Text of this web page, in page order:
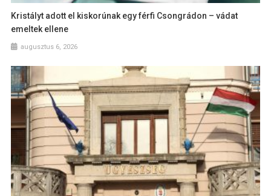
Kristályt adott el kiskorúnak egy férfi Csongrádon – vádat
emeltek ellene
augusztus 6, 2026